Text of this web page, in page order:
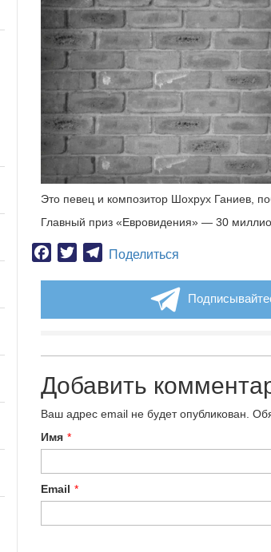
Это певец и композитор Шохрух Ганиев,
Главный приз «Евровидения» — 30
Facebook
TwitterTelegram
Поделиться
Добавить
Ваш адрес email не будет опубликован.
Имя *
Email *